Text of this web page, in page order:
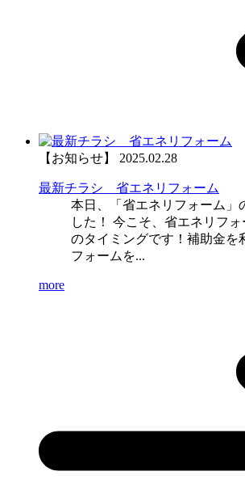
【お知らせ】 2025.02.28
最新チラシ 省エネリフォーム
本日、「省エネリフォーム」
した！ 今こそ、省エネリフ
のタイミングです！補助金を
フォームを...
more